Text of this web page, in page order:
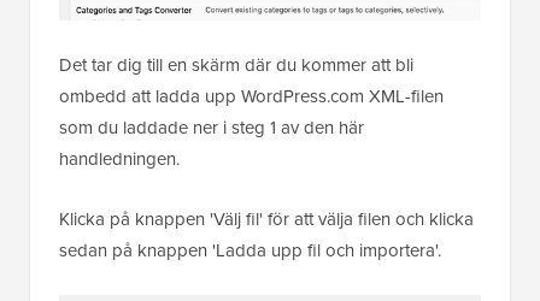
Det tar dig till en skärm där du kommer att bli
ombedd att ladda upp WordPress.com XML-filen
som du laddade ner i steg 1 av den här
handledningen.
Klicka på knappen 'Välj fil' för att välja filen och klicka
sedan på knappen 'Ladda upp fil och importera'.